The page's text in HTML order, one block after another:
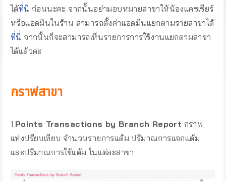
ได้ที่นี่ ก่อนนะคะ จากนั้นอย่ามอบหมายสาขาให้น้องแคชเชียร์
หรือแอดมินในร้าน สามารถตั้งค่าแอดมินแยกตามรายสาขาได้
ที่นี่ จากนั้นก็จะสามารถเห็นรายการการใช้งานแยกตามสาขา
ได้แล้วค่ะ
กราฟสาขา
1.Points Transactions by Branch Report กราฟ
แท่งปรียบเทียบ จำนวนรายการแต้ม ปริมาณการแจกแต้ม
และปริมาณการใช้แต้ม ในแต่ละสาขา